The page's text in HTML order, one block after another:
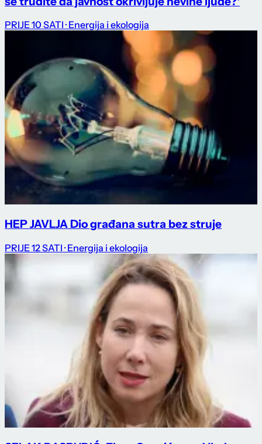
PRIJE 10 SATI · Energija i ekologija
HEP JAVLJA Dio građana sutra bez struje
PRIJE 12 SATI · Energija i ekologija